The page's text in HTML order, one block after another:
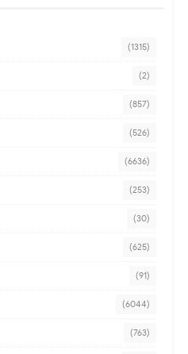
(1315)
(2)
(857)
(526)
(6636)
(253)
(30)
(625)
(91)
(6044)
(763)